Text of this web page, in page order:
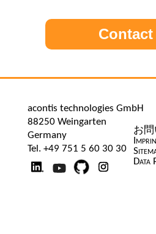
Contact
ナ
ビ
ゲ
ー
お
Data
acontis technologies GmbH
88250 Weingarten
Germany
Tel. +49 751 5 60 30 30